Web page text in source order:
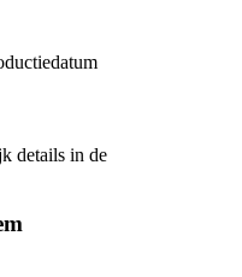
details in de